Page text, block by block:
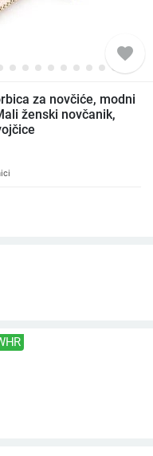
favorite
za novčiće, modni
ženski novčanik,